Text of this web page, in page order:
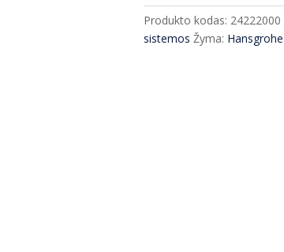
sistema
Hansgrohe
Produkto kodas: 24222000
sistemos Žyma: Hansgrohe